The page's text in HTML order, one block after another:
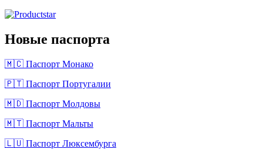
Новые паспорта
🇲🇨 Паспорт Монако
🇵🇹 Паспорт Португалии
🇲🇩 Паспорт Молдовы
🇲🇹 Паспорт Мальты
🇱🇺 Паспорт Люксембурга